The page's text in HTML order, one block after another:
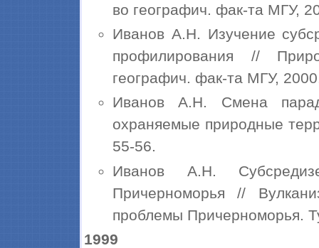
во географич. фак-та МГУ,
Иванов А.Н. Изучение
профилирования //
географич. фак-та МГУ,
Иванов А.Н. Смена
охраняемые природные
55-56.
Иванов А.Н.
Причерноморья //
проблемы Причерноморья.
1999